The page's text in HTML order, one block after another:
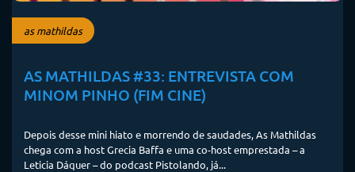
as mathildas
AS MATHILDAS #33: ENTREVISTA COM
MINOM PINHO (FIM CINE)
Depois desse mini hiato e morrendo de saudades, As Mathildas
chega com a host Grecia Baffa e uma co-host emprestada – a
Leticia Dáquer – do podcast Pistolando, já...